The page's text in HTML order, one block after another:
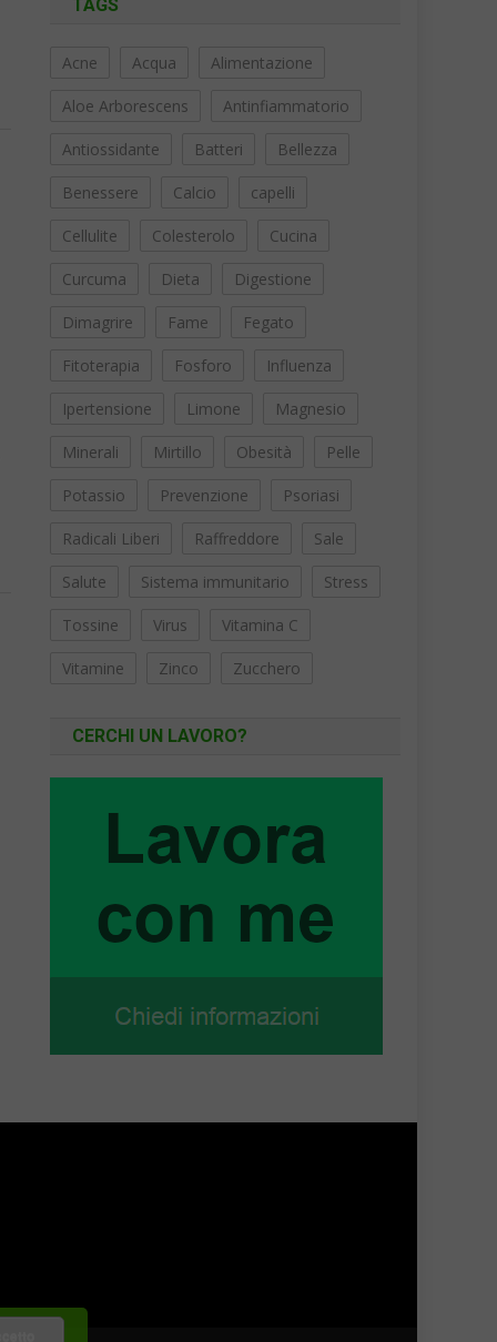
TAGS
Acne Acqua Alimentazione
Aloe Arborescens Antinfiammatorio
Antiossidante Batteri Bellezza
Benessere Calcio capelli
Cellulite Colesterolo Cucina
Curcuma Dieta Digestione
Dimagrire Fame Fegato
Fitoterapia Fosforo Influenza
Ipertensione Limone Magnesio
Minerali Mirtillo Obesità Pelle
Potassio Prevenzione Psoriasi
Radicali Liberi Raffreddore Sale
Salute Sistema immunitario Stress
Tossine Virus Vitamina C
Vitamine Zinco Zucchero
CERCHI UN LAVORO?